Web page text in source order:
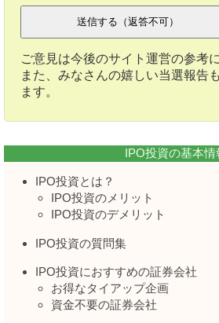
ご意見は今後のサイト運営の参考
また、みなさんの嬉しい当選報告
ます。
IPO投資の基本情
IPO投資とは？
IPO投資のメリット
IPO投資のデメリット
IPO投資の質問集
IPO投資におすすめの証券会社
お得なタイアップ企画
資金不要の証券会社